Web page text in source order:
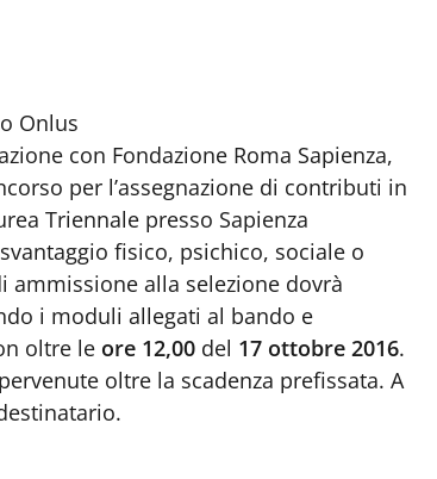
Onlus
con Fondazione Roma Sapienza,
per l’assegnazione di contributi in
Triennale presso Sapienza
fisico, psichico, sociale o
alla selezione dovrà
i moduli allegati al bando e
oltre le ore 12,00 del 17 ottobre 2016.
oltre la scadenza prefissata. A